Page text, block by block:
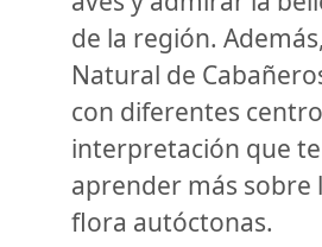
de la región.
Natural de
con diferentes
interpretación que
aprender más sobre
flora autóctonas.